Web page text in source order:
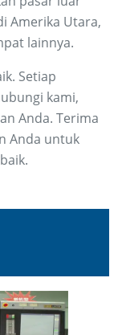
Amerika Utara,
lainnya.
Setiap
kami,
Anda. Terima
Anda untuk